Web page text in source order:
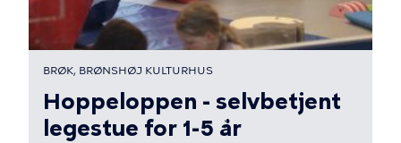
BRØK, BRØNSHØJ KULTURHUS
Hoppeloppen - selvbetjent
legestue for 1-5 år